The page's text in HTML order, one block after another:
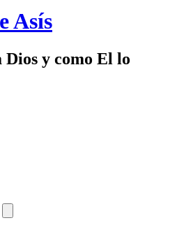
Asís
y como El lo